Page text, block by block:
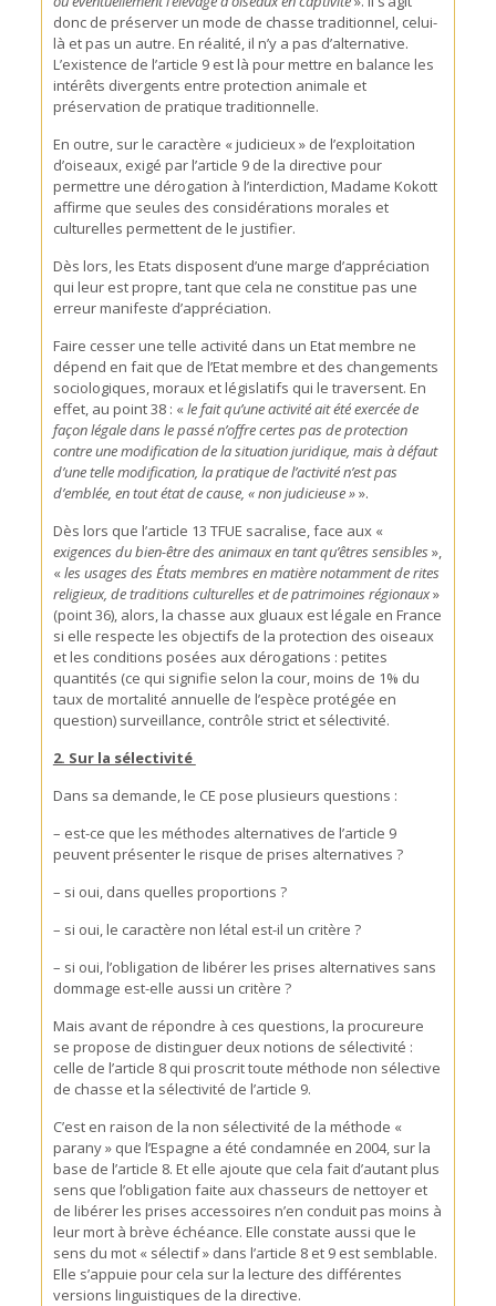
donc de préserver un mode de chasse traditionnel, celui-
là et pas un autre. En réalité, il n’y a pas d’alternative.
L’existence de l’article 9 est là pour mettre en balance les
intérêts divergents entre protection animale et
préservation de pratique traditionnelle.
En outre, sur le caractère « judicieux » de l’exploitation
d’oiseaux, exigé par l’article 9 de la directive pour
permettre une dérogation à l’interdiction, Madame Kokott
affirme que seules des considérations morales et
culturelles permettent de le justifier.
Dès lors, les Etats disposent d’une marge d’appréciation
qui leur est propre, tant que cela ne constitue pas une
erreur manifeste d’appréciation.
Faire cesser une telle activité dans un Etat membre ne
dépend en fait que de l’Etat membre et des changements
sociologiques, moraux et législatifs qui le traversent. En
effet, au point 38 : «le fait qu’une activité ait été exercée de
façon légale dans le passé n’offre certes pas de protection
contre une modification de la situation juridique, mais à défaut
d’une telle modification, la pratique de l’activité n’est pas
d’emblée, en tout état de cause, « non judicieuse »».
Dès lors que l’article 13 TFUE sacralise, face aux «
exigences du bien-être des animaux en tant qu’êtres sensibles»,
«les usages des États membres en matière notamment de rites
religieux, de traditions culturelles et de patrimoines régionaux»
(point 36), alors, la chasse aux gluaux est légale en France
si elle respecte les objectifs de la protection des oiseaux
et les conditions posées aux dérogations : petites
quantités (ce qui signifie selon la cour, moins de 1% du
taux de mortalité annuelle de l’espèce protégée en
question) surveillance, contrôle strict et sélectivité.
2. Sur la sélectivité
Dans sa demande, le CE pose plusieurs questions :
– est-ce que les méthodes alternatives de l’article 9
peuvent présenter le risque de prises alternatives ?
– si oui, dans quelles proportions ?
– si oui, le caractère non létal est-il un critère ?
– si oui, l’obligation de libérer les prises alternatives sans
dommage est-elle aussi un critère ?
Mais avant de répondre à ces questions, la procureure
se propose de distinguer deux notions de sélectivité :
celle de l’article 8 qui proscrit toute méthode non sélective
de chasse et la sélectivité de l’article 9.
C’est en raison de la non sélectivité de la méthode «
parany » que l’Espagne a été condamnée en 2004, sur la
base de l’article 8. Et elle ajoute que cela fait d’autant plus
sens que l’obligation faite aux chasseurs de nettoyer et
de libérer les prises accessoires n’en conduit pas moins à
leur mort à brève échéance. Elle constate aussi que le
sens du mot « sélectif » dans l’article 8 et 9 est semblable.
Elle s’appuie pour cela sur la lecture des différentes
versions linguistiques de la directive.